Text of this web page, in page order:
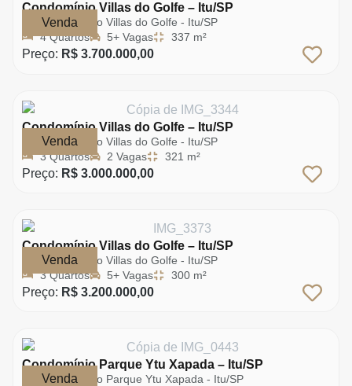
Venda
Condomínio Villas do Golfe – Itu/SP
Condomínio Villas do Golfe - Itu/SP
4 Quartos
5+ Vagas 337 m²
Preço: R$ 3.700.000,00
Venda
Condomínio Villas do Golfe – Itu/SP
Condomínio Villas do Golfe - Itu/SP
3 Quartos
2 Vagas 321 m²
Preço: R$ 3.000.000,00
Venda
Condomínio Villas do Golfe – Itu/SP
Condomínio Villas do Golfe - Itu/SP
3 Quartos
5+ Vagas 300 m²
Preço: R$ 3.200.000,00
Venda
Condomínio Parque Ytu Xapada – Itu/SP
Condomínio Parque Ytu Xapada - Itu/SP